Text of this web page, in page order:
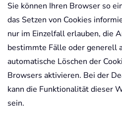
Sie können Ihren Browser so
das Setzen von Cookies
nur im Einzelfall erlauben, die
bestimmte Fälle oder generell
automatische Löschen der
Browsers aktivieren. Bei der
kann die Funktionalität dieser
sein.